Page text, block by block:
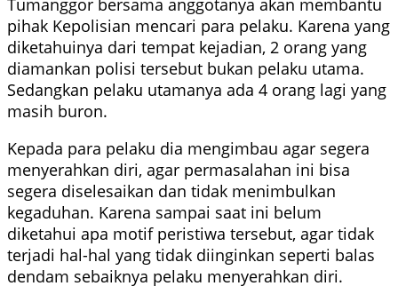
Tumanggor bersama anggotanya akan membantu
pihak Kepolisian mencari para pelaku. Karena yang
diketahuinya dari tempat kejadian, 2 orang yang
diamankan polisi tersebut bukan pelaku utama.
Sedangkan pelaku utamanya ada 4 orang lagi yang
masih buron.
Kepada para pelaku dia mengimbau agar segera
menyerahkan diri, agar permasalahan ini bisa
segera diselesaikan dan tidak menimbulkan
kegaduhan. Karena sampai saat ini belum
diketahui apa motif peristiwa tersebut, agar tidak
terjadi hal-hal yang tidak diinginkan seperti balas
dendam sebaiknya pelaku menyerahkan diri.